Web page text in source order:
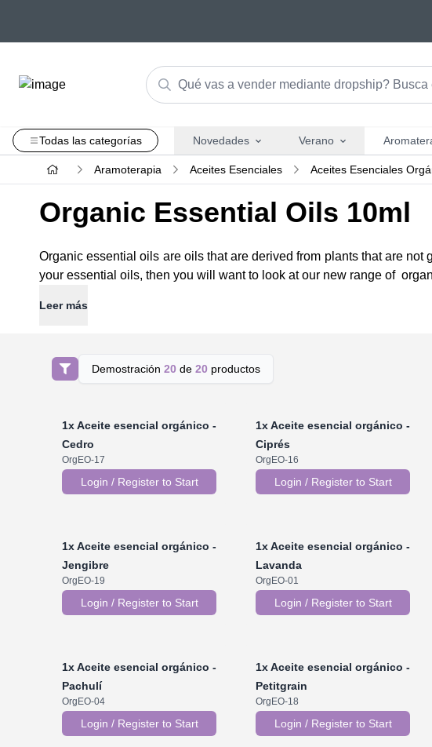
Todas las categorías Novedades Verano
Aramoterapia Aceites Esenciales Aceites Esenciales
Organic Essential Oils 10ml
Organic essential oils are oils that are derived from plants that are
your essential oils, then you will want to look at our new range of
Leer más
Demostración 20de 20productos
1xAceite esencial orgánico -
Cedro
OrgEO-17
Login / Register to Start
1xAceite esencial orgánico -
Ciprés
OrgEO-16
Login / Register to Start
1xAceite esencial orgánico -
Jengibre
OrgEO-19
Login / Register to Start
1xAceite esencial orgánico -
Lavanda
OrgEO-01
Login / Register to Start
1xAceite esencial orgánico -
Pachulí
OrgEO-04
Login / Register to Start
1xAceite esencial orgánico -
Petitgrain
OrgEO-18
Login / Register to Start